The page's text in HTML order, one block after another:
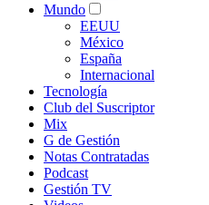
Mundo
EEUU
México
España
Internacional
Tecnología
Club del Suscriptor
Mix
G de Gestión
Notas Contratadas
Podcast
Gestión TV